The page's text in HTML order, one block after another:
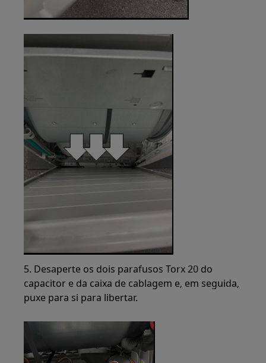
5. Desaperte os dois parafusos Torx 20 do
capacitor e da caixa de cablagem e, em seguida,
puxe para si para libertar.